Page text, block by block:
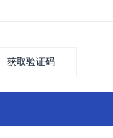
获取验证码